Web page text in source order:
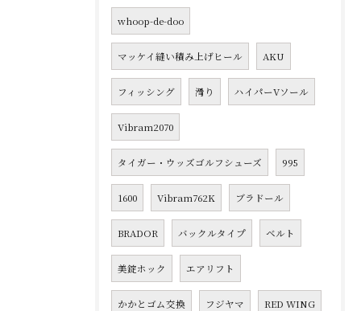
whoop-de-doo
マッケイ縫い積み上げヒール AKU
フィッシング 滑り ハイパーVソール
Vibram2070
タイガー・ウッズゴルフシューズ 995
1600 Vibram762K ブラドール
BRADOR バックルタイプ ベルト
美錠ホック エアリフト
かかとゴム交換 フジヤマ RED WING